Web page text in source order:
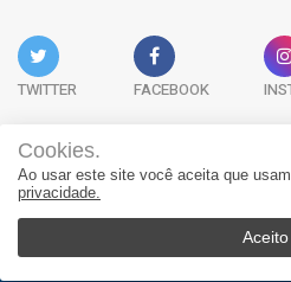
TWITTER FACEBOOK
Acervo Digital Fale
Cookies.
Ao usar este site você aceita que
privacidade.
Aceito